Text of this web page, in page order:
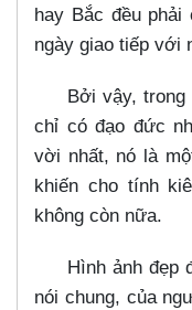
hay Bắc đều phải
ngày giao tiếp với
Bởi vậy,
chỉ có đạo đức
vời nhất, nó là
khiến cho tính
không còn nữa.
Hình ảnh đẹp
nói chung, của